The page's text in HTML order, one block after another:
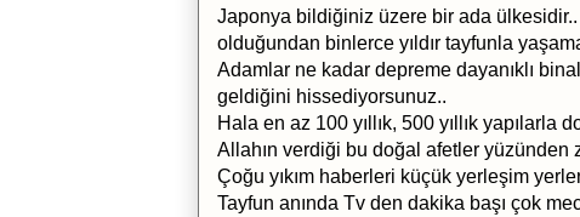
Japonya bildiğiniz üzere bir ada
olduğundan binlerce yıldır tayfunla
Adamlar ne kadar depreme dayanıklı
geldiğini hissediyorsunuz..
Hala en az 100 yıllık, 500 yıllık yapılarla
Allahın verdiği bu doğal afetler yüzünden
Çoğu yıkım haberleri küçük yerleşim
Tayfun anında Tv den dakika başı çok